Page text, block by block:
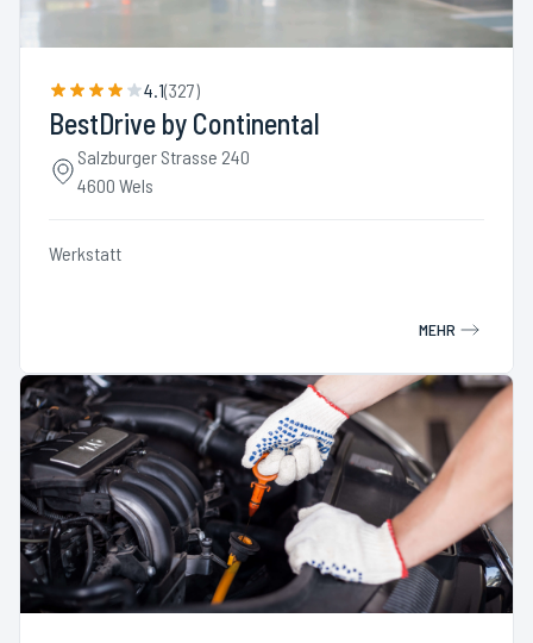
4.1(327)
BestDrive by Continental
Salzburger Strasse 240
4600 Wels
Werkstatt
MEHR